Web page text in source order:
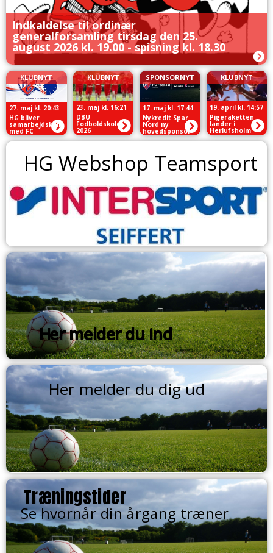
Indkaldelse til ordinær
generalforsamling tirsdag den 25.
august 2026 kl. 19.00 - spisning kl. 18.30
KLUBNYT
27. maj kl. 20:43
HG bliver
samarbejdsklub
med FC
København
KLUBNYT
23. maj kl. 16:21
DBU
Fodboldskole
2026
SPONSORNYT
17. maj kl. 17:44
Nykredit Spar
Nord ny
hovedsponsor
for HG Fodbold
KLUBNYT
19. april kl. 14:57
Pigeraketten
lander i
Herlufsholm